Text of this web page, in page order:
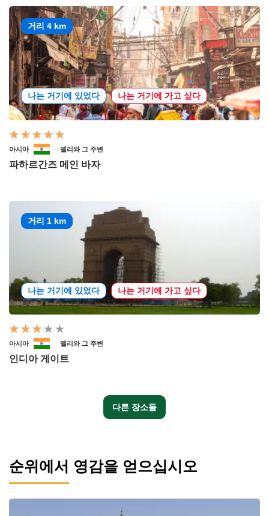
거리 4 km
나는 거기에 있었다 나는 거기에 가고 싶다
아시아 델리와 그 주변
파하르간즈 메인 바자
거리 1 km
나는 거기에 있었다 나는 거기에 가고 싶다
아시아 델리와 그 주변
인디아 게이트
다른 장소들
순위에서 영감을 얻으십시오